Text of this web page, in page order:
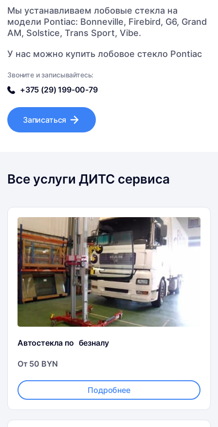
Мы устанавливаем лобовые стекла на
модели Pontiac: Bonneville, Firebird, G6, Grand
AM, Solstice, Trans Sport, Vibe.
У нас можно купить лобовое стекло Pontiac
Звоните и записывайтесь:
+375 (29) 199-00-79
Записаться
Все услуги ДИТС сервиса
Автостекла по безналу
От 50 BYN
Подробнее